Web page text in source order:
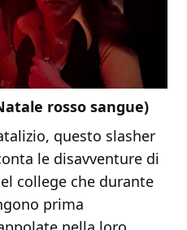
rosso sangue)
questo slasher
le disavventure di
college che durante
prima